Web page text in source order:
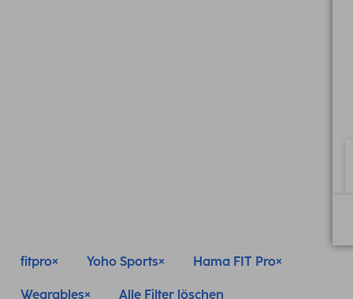
fitpro Yoho Sports Hama FIT Pro
Wearables Alle Filter löschen